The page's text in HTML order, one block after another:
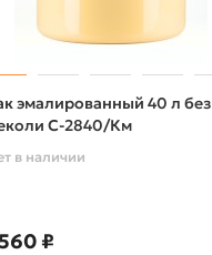
эмалированный 40 л без
С-2840/Км
в наличии
₽